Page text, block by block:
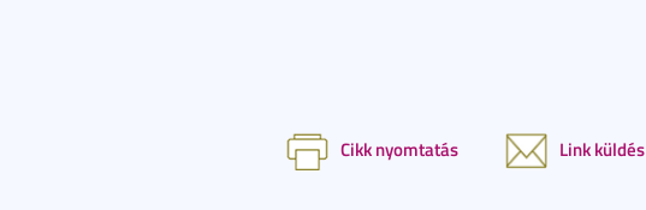
Cikk nyomtatás Link küldés